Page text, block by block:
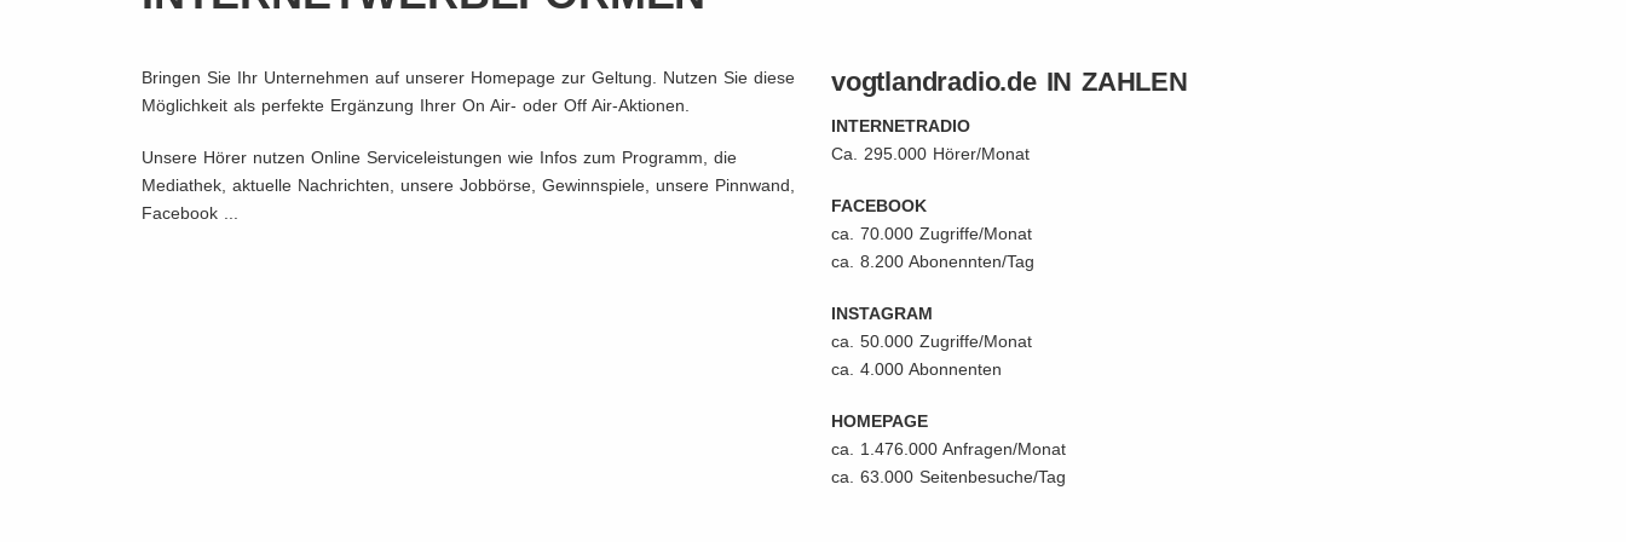
Bringen Sie Ihr Unternehmen auf unserer Homepage zur Geltung. Nutzen Sie diese
Möglichkeit als perfekte Ergänzung Ihrer On Air- oder Off Air-Aktionen.
Unsere Hörer nutzen Online Serviceleistungen wie Infos zum Programm, die
Mediathek, aktuelle Nachrichten, unsere Jobbörse, Gewinnspiele, unsere Pinnwand,
Facebook ...
vogtlandradio.de IN ZAHLEN
INTERNETRADIO
Ca. 295.000 Hörer/Monat
FACEBOOK
ca. 70.000 Zugriffe/Monat
ca. 8.200 Abonennten/Tag
INSTAGRAM
ca. 50.000 Zugriffe/Monat
ca. 4.000 Abonnenten
HOMEPAGE
ca. 1.476.000 Anfragen/Monat
ca. 63.000 Seitenbesuche/Tag